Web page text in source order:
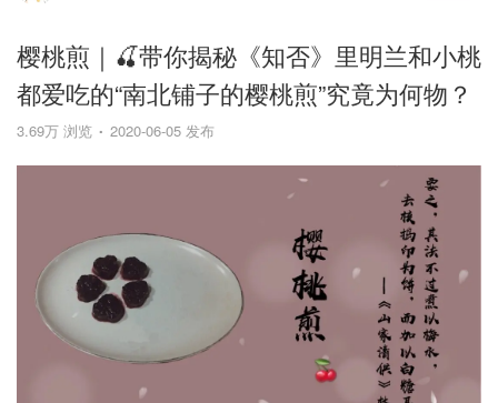
樱桃煎｜🍒带你揭秘《知否》里明兰和小桃
都爱吃的“南北铺子的樱桃煎”究竟为何物？
3.69万 浏览 2020-06-05 发布